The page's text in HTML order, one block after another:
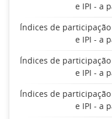
e IPI - a
Índices de
e IPI - a
Índices de
e IPI - a
Índices de
e IPI - a